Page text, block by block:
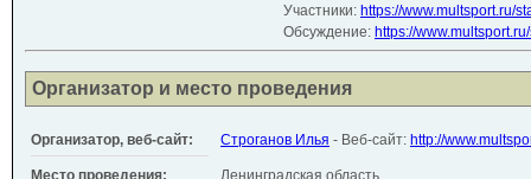
Участники: https://www.multsport.ru/
Обсуждение: https://
Организатор и место проведения
Организатор, веб-сайт: Строганов Илья - Веб-сайт: http://